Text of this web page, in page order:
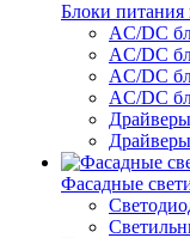
Блоки питания
AC/DC
AC/DC
AC/DC
AC/DC
Фасадные